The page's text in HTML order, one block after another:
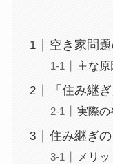
空き家問
主な原
「住み継
実際の
住み継ぎ
メリッ